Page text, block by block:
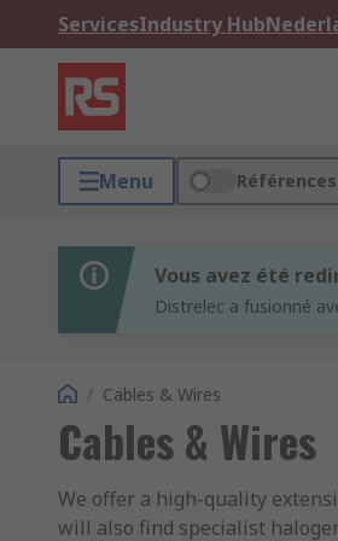
ServicesIndustry Hub
Menu
Vous avez été
Distrelec a fusionné
/ Cables & Wires
Cables & Wires
We offer a high-quality
will also find specialist